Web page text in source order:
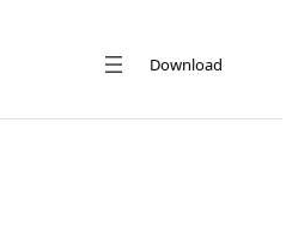
Download